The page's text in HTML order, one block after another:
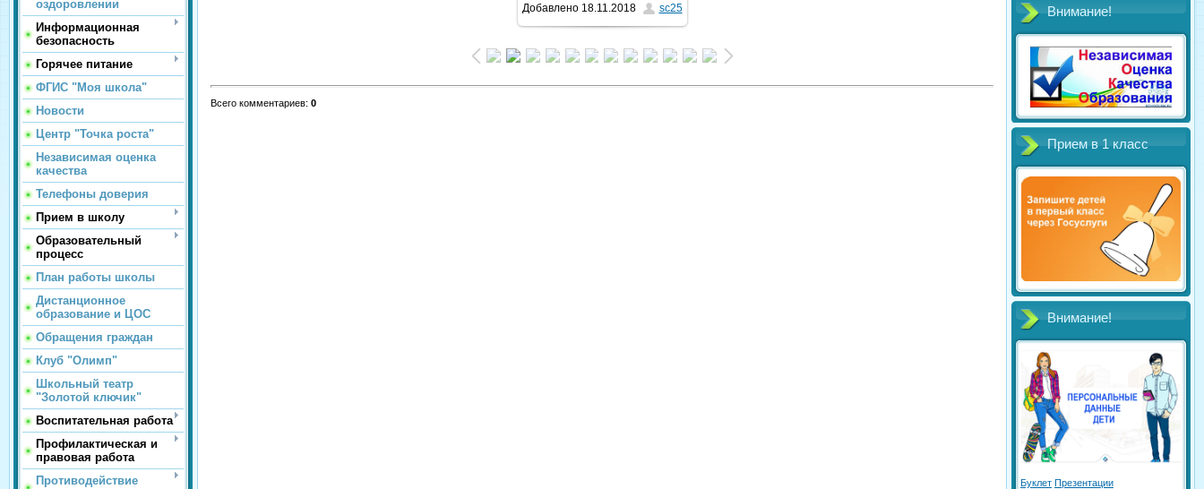
оздоровлении
Информационная
безопасность
Горячее питание
ФГИС "Моя школа"
Новости
Центр "Точка роста"
Независимая оценка
качества
Телефоны доверия
Прием в школу
Образовательный
процесс
План работы школы
Дистанционное
образование и ЦОС
Обращения граждан
Клуб "Олимп"
Школьный театр
"Золотой ключик"
Воспитательная работа
Профилактическая и
правовая работа
Противодействие
1024x681/ 123.6Kb
Добавлено18.11.2018 sc25
Всего комментариев: 0
Внимание!
Прием в 1 класс
Внимание!
Буклет Презентации